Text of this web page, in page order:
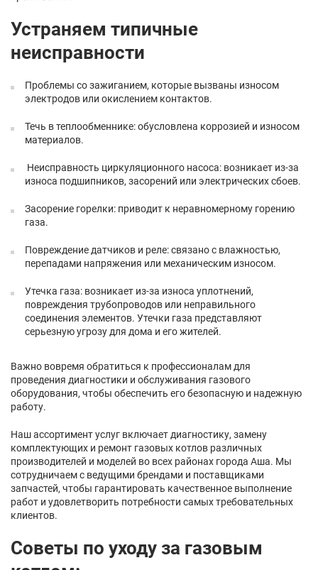
Устраняем типичные
неисправности
Проблемы со зажиганием, которые вызваны износом
электродов или окислением контактов.
Течь в теплообменнике: обусловлена коррозией и износом
материалов.
Неисправность циркуляционного насоса: возникает из-за
износа подшипников, засорений или электрических сбоев.
Засорение горелки: приводит к неравномерному горению
газа.
Повреждение датчиков и реле: связано с влажностью,
перепадами напряжения или механическим износом.
Утечка газа: возникает из-за износа уплотнений,
повреждения трубопроводов или неправильного
соединения элементов. Утечки газа представляют
серьезную угрозу для дома и его жителей.
Важно вовремя обратиться к профессионалам для
проведения диагностики и обслуживания газового
оборудования, чтобы обеспечить его безопасную и надежную
работу.
Наш ассортимент услуг включает диагностику, замену
комплектующих и ремонт газовых котлов различных
производителей и моделей во всех районах города Аша. Мы
сотрудничаем с ведущими брендами и поставщиками
запчастей, чтобы гарантировать качественное выполнение
работ и удовлетворить потребности самых требовательных
клиентов.
Советы по уходу за газовым